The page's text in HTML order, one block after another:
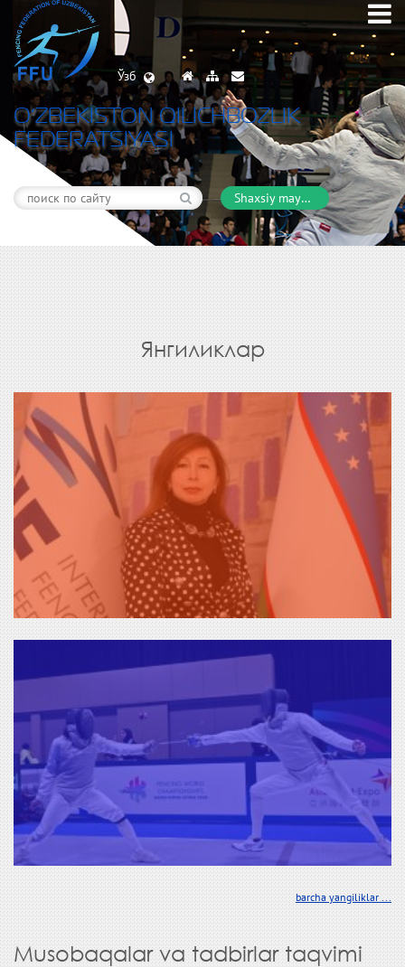
Ўзб
O’ZBEKISTON QILICHBOZLIK
FEDERATSIYASI
Shaxsiy maydon
Янгиликлар
barcha yangiliklar ...
Musobaqalar va tadbirlar taqvimi